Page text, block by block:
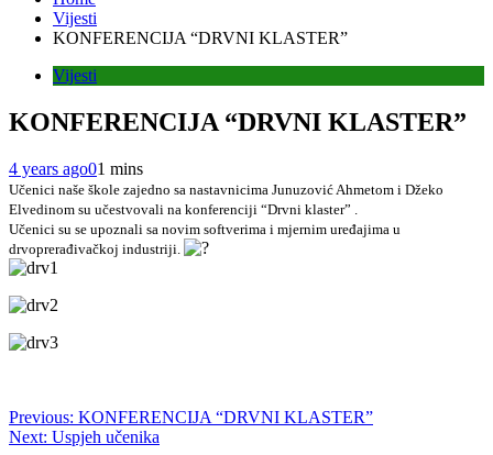
Vijesti
KONFERENCIJA “DRVNI KLASTER”
Vijesti
KONFERENCIJA “DRVNI KLASTER”
4 years ago01 mins
Učenici naše škole zajedno sa nastavnicima Junuzović Ahmetom i Džeko
Elvedinom su učestvovali na konferenciji “Drvni klaster” .
Učenici su se upoznali sa novim softverima i mjernim uređajima u
drvoprerađivačkoj industriji.
Post
Previous: KONFERENCIJA “DRVNI KLASTER”
Next: Uspjeh učenika